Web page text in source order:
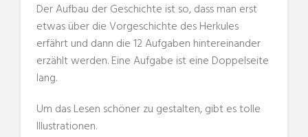
Der Aufbau der Geschichte ist so, dass man erst
etwas über die Vorgeschichte des Herkules
erfährt und dann die 12 Aufgaben hintereinander
erzählt werden. Eine Aufgabe ist eine Doppelseite
lang.
Um das Lesen schöner zu gestalten, gibt es tolle
Illustrationen.